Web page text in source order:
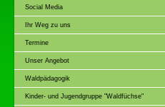
Social Media
Ihr Weg zu uns
Termine
Unser Angebot
Waldpädagogik
Kinder- und Jugendgruppe "Waldfüchse"